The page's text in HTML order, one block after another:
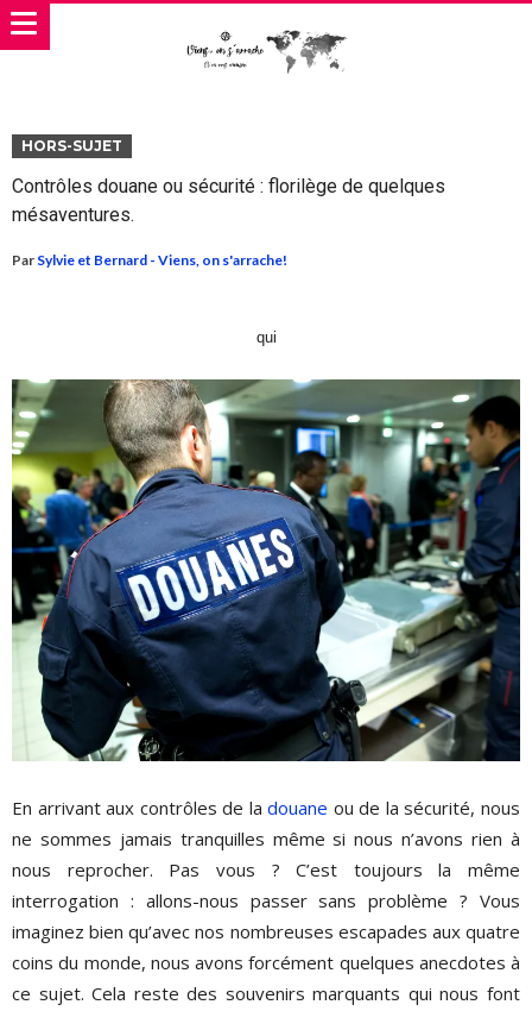
HORS-SUJET
Contrôles douane ou sécurité : florilège de quelques
mésaventures.
Par Sylvie et Bernard - Viens, on s'arrache!
qui
En arrivant aux contrôles de ladouane ou de la sécurité, nous
ne sommes jamais tranquilles même si nous n’avons rien à
nous reprocher. Pas vous ? C’est toujours la même
interrogation : allons-nous passer sans problème ? Vous
imaginez bien qu’avec nos nombreuses escapades aux quatre
coins du monde, nous avons forcément quelques anecdotes à
ce sujet. Cela reste des souvenirs marquants qui nous font